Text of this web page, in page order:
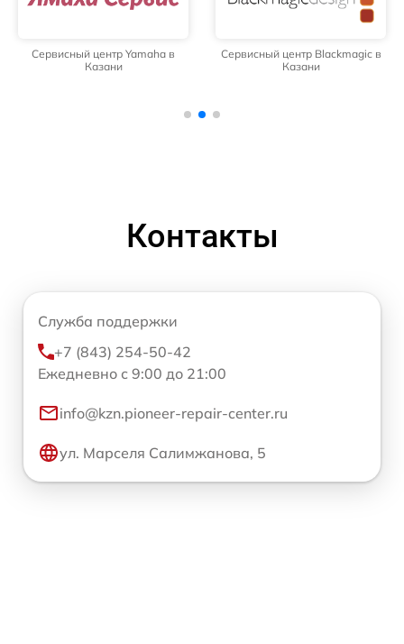
Сервисный центр Yamaha в
Казани
Сервисный центр Blackmagic в
Казани
Контакты
Служба поддержки
+7 (843) 254-50-42
Ежедневно с 9:00 до 21:00
info@kzn.pioneer-repair-center.ru
ул. Марселя Салимжанова, 5